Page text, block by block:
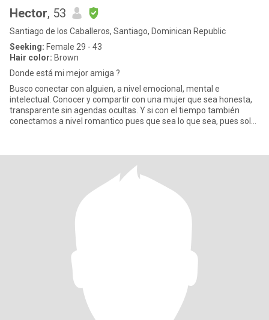
Hector, 53
Santiago de los Caballeros, Santiago, Dominican Republic
Seeking: Female 29 - 43
Hair color: Brown
Donde está mi mejor amiga ?
Busco conectar con alguien, a nivel emocional, mental e
intelectual. Conocer y compartir con una mujer que sea honesta,
transparente sin agendas ocultas. Y si con el tiempo también
conectamos a nivel romantico pues que sea lo que sea, pues solo